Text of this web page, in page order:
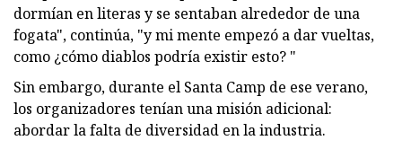
dormían en literas y se sentaban alrededor de una
fogata", continúa, "y mi mente empezó a dar vueltas,
como ¿cómo diablos podría existir esto? "
Sin embargo, durante el Santa Camp de ese verano,
los organizadores tenían una misión adicional:
abordar la falta de diversidad en la industria.